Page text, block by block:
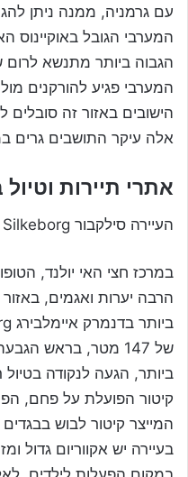
עם גרמניה, ממנה ניתן
המערבי הגובל באוקיינוס
המערבי פגיע להורקנים
הישובים באזור זה
אלה עיקר התושבים גרים
אתרי תיירות
העיירה סילקבור Silkeborg
במרכז חצי האי יולנד,
הרבה יערות ואגמים,
של 147 מטר, בראש
ביותר, הגעה לנקודה בטיול
קיטור הפועלת על פחם,
המייצר קיטור לבוש
בעיירה יש אקווריום גדול